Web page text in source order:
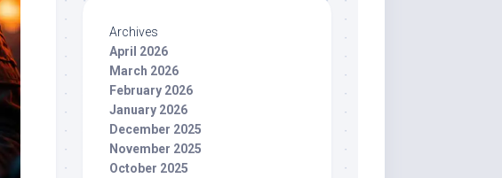
Archives
April 2026
March 2026
February 2026
January 2026
December 2025
November 2025
October 2025